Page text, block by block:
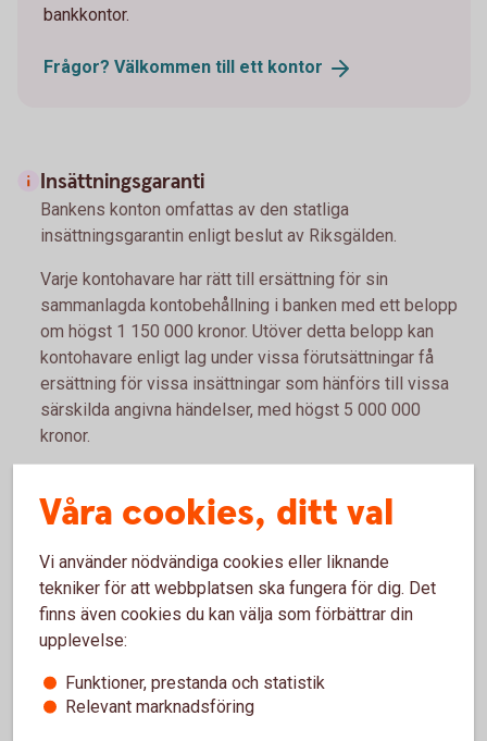
bankkontor.
Frågor? Välkommen till ett kontor
Insättningsgaranti
Bankens konton omfattas av den statliga
insättningsgarantin enligt beslut av Riksgälden.
Varje kontohavare har rätt till ersättning för sin
sammanlagda kontobehållning i banken med ett belopp
om högst 1 150 000 kronor. Utöver detta belopp kan
kontohavare enligt lag under vissa förutsättningar få
ersättning för vissa insättningar som hänförs till vissa
särskilda angivna händelser, med högst 5 000 000
kronor.
från den dag banken försattes i konkurs eller
Finansinspektionen beslutade att garantin ska träda in.
Vissa svenska och utländska insättare har inte rätt till
insättningsgaranti enligt lag: banker,
kreditmarknadsföretag, värdepappersbolag,
försäkringsföretag, återförsäkringsföretag,
tjänstepensionsföretag, understödsföreningar,
finansiella institut enligt lagen om bank- och
Våra cookies, ditt val
Vi använder nödvändiga cookies eller liknande
tekniker för att webbplatsen ska fungera för dig. Det
finns även cookies du kan välja som förbättrar din
upplevelse:
Funktioner, prestanda och statistik
Relevant marknadsföring